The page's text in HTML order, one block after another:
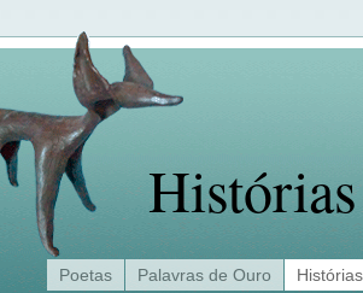
Histórias
Poetas Palavras de Ouro Histórias